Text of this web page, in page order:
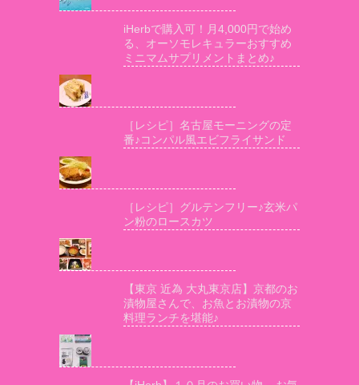
iHerbで購入可！月4,000円で始め
る、オーソモレキュラーおすすめ
ミニマムサプリメントまとめ♪
［レシピ］名古屋モーニングの定
番♪コンパル風エビフライサンド
［レシピ］グルテンフリー♪玄米パ
ン粉のロースカツ
【東京 近為 大丸東京店】京都のお
漬物屋さんで、お魚とお漬物の京
料理ランチを堪能♪